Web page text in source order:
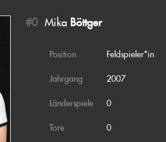
#0 Mika Böttger
Position Feldspieler*in
Jahrgang 2007
Länderspiele 0
Tore 0